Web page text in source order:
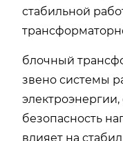
стабильной
блочный
звено системы
электроэнергии,
безопасность
влияет на